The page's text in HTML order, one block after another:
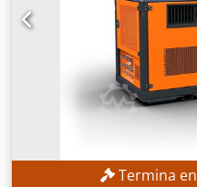
Termina en